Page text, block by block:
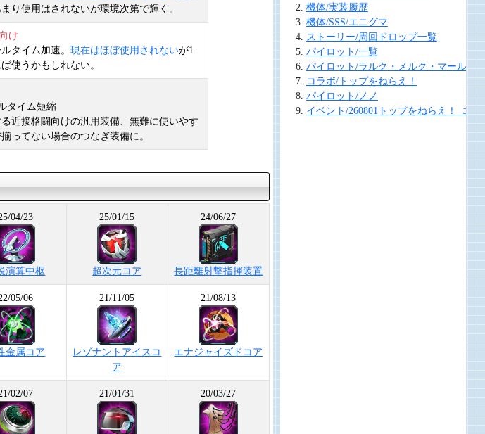
り使用はされないが環境次第で輝く。
け
タイム加速。 現在はほぼ使用されないが1
使うかもしれない。
タイム短縮
近接格闘向けの汎用装備、無難に使いやす
ってない場合のつなぎ装備に。
04/23
演算中枢
25/01/15
超次元コア
24/06/27
長距離射撃指揮装置
05/06
金属コア
21/11/05
レゾナントアイスコ
ア
21/08/13
エナジャイズドコア
02/07 21/01/31 20/03/27
機体/実装履歴
機体/SSS/エニグマ
ストーリー/周回ドロップ一覧
パイロット/一覧
パイロット/ラルク・メルク・マール
コラボ/トップをねらえ！
パイロット/ノノ
イベント/260801トップをねらえ！_コラ